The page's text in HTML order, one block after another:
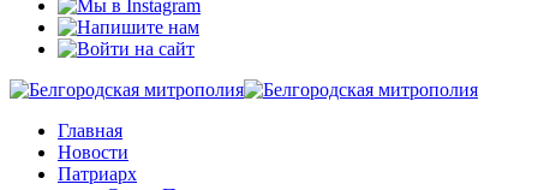
Главная
Новости
Патриарх